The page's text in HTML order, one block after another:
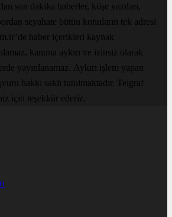
son dakika haberler, köşe yazıları,
seyahate bütün konuların tek adresi
haber içerikleri kaynak
kanuna aykırı ve izinsiz olarak
yayınlanamaz. Aykırı işlem yapan
hakkı saklı tutulmaktadır. Telgraf
için teşekkür ederiz.